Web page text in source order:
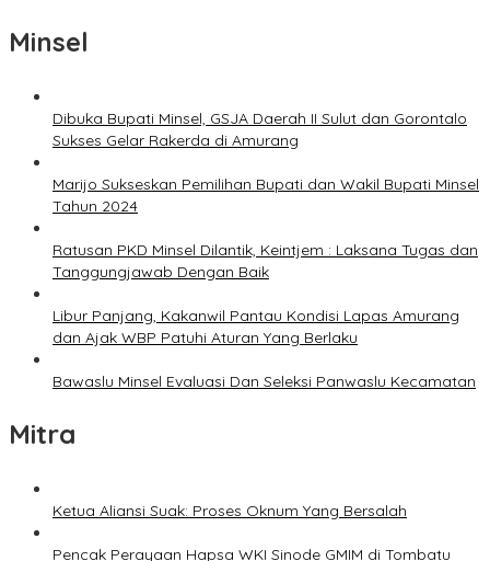
Minsel
Dibuka Bupati Minsel, GSJA Daerah II Sulut dan Gorontalo
Sukses Gelar Rakerda di Amurang
Marijo Sukseskan Pemilihan Bupati dan Wakil Bupati Minsel
Tahun 2024
Ratusan PKD Minsel Dilantik, Keintjem : Laksana Tugas dan
Tanggungjawab Dengan Baik
Libur Panjang, Kakanwil Pantau Kondisi Lapas Amurang
dan Ajak WBP Patuhi Aturan Yang Berlaku
Bawaslu Minsel Evaluasi Dan Seleksi Panwaslu Kecamatan
Mitra
Ketua Aliansi Suak: Proses Oknum Yang Bersalah
Pencak Perayaan Hapsa WKI Sinode GMIM di Tombatu